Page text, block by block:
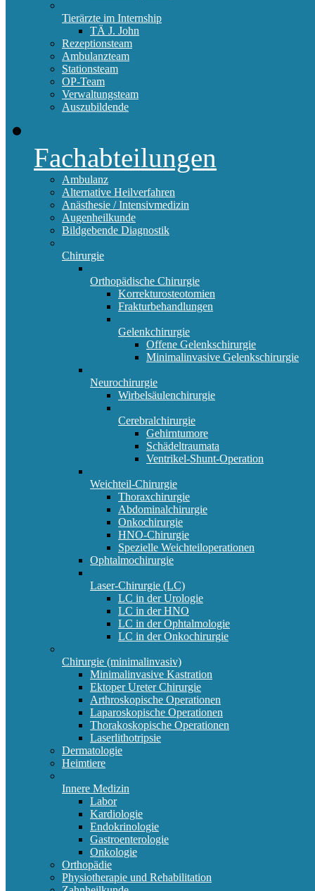
Tierärzte im Internship
TÄ J. John
Rezeptionsteam
Ambulanzteam
Stationsteam
OP-Team
Verwaltungsteam
Auszubildende
Fachabteilungen
Ambulanz
Alternative Heilverfahren
Anästhesie / Intensivmedizin
Augenheilkunde
Bildgebende Diagnostik
Chirurgie
Orthopädische Chirurgie
Korrekturosteotomien
Frakturbehandlungen
Gelenkchirurgie
Offene Gelenkschirurgie
Minimalinvasive Gelenkschirurgie
Neurochirurgie
Wirbelsäulenchirurgie
Cerebralchirurgie
Gehirntumore
Schädeltraumata
Ventrikel-Shunt-Operation
Weichteil-Chirurgie
Thoraxchirurgie
Abdominalchirurgie
Onkochirurgie
HNO-Chirurgie
Spezielle Weichteiloperationen
Ophtalmochirurgie
Laser-Chirurgie (LC)
LC in der Urologie
LC in der HNO
LC in der Ophtalmologie
LC in der Onkochirurgie
Chirurgie (minimalinvasiv)
Minimalinvasive Kastration
Ektoper Ureter Chirurgie
Arthroskopische Operationen
Laparoskopische Operationen
Thorakoskopische Operationen
Laserlithotripsie
Dermatologie
Heimtiere
Innere Medizin
Labor
Kardiologie
Endokrinologie
Gastroenterologie
Onkologie
Orthopädie
Physiotherapie und Rehabilitation